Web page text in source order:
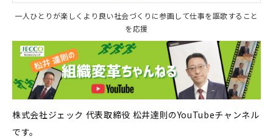
一人ひとりが楽しくより良い社会づくりに参画して仕事を謳歌すること
を応援
株式会社ジェック 代表取締役 松井達則のYouTubeチャンネル
です。